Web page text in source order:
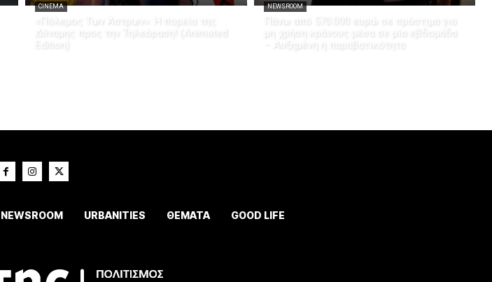
CINEMA
«Πόλεμος Των Άστρων»: Η πορεία της
Δύναμης προς την Τηλεόραση! (Animated
NEWSROOM
Πάνω από 570.000 ευρώ σε πρόστιμα για
μη χρήση κράνους μέσα σε μία εβδομάδα
– Αυξημένη η παραβατικότητα
NEWSROOM URBANITIES ΘΕΜΑΤΑ GOOD LIFE